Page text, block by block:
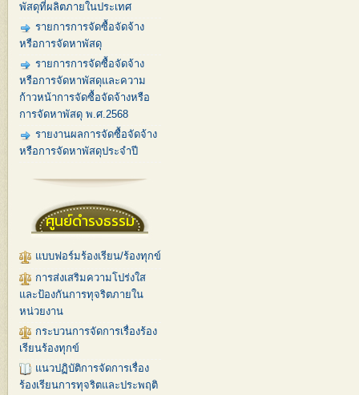
พัสดุที่ผลิตภายในประเทศ
รายการการจัดซื้อจัดจ้าง
หรือการจัดหาพัสดุ
รายการการจัดซื้อจัดจ้าง
หรือการจัดหาพัสดุและความ
ก้าวหน้าการจัดซื้อจัดจ้างหรือ
การจัดหาพัสดุ พ.ศ.2568
รายงานผลการจัดซื้อจัดจ้าง
หรือการจัดหาพัสดุประจำปี
ศูนย์ดำรงธรรม
แบบฟอร์มร้องเรียน/ร้องทุกข์
การส่งเสริมความโปร่งใส
และป้องกันการทุจริตภายใน
หน่วยงาน
กระบวนการจัดการเรื่องร้อง
เรียนร้องทุกข์
แนวปฏิบัติการจัดการเรื่อง
ร้องเรียนการทุจริตและประพฤติ